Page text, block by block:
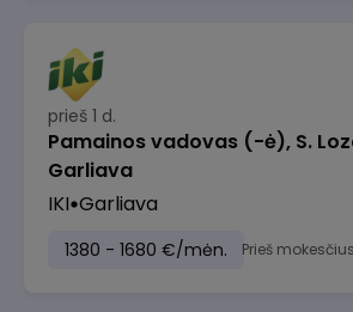
prieš 1 d.
Pamainos vadovas (-ė), S.
Garliava
IKI Garliava
1380 - 1680 €/mėn. Prieš mokesčius